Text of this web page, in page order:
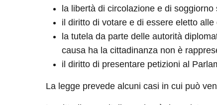
la libertà di circolazione e di
il diritto di votare e di essere eletto
la tutela da parte delle autorità
causa ha la cittadinanza non è
il diritto di presentare petizioni al
La legge prevede alcuni casi in cui può